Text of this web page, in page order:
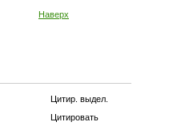
Наверх
Цитир. выдел.
Цитировать